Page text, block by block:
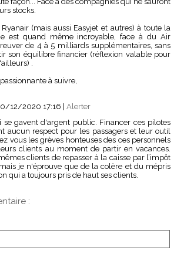
stocks.
(mais aussi Easyjet et autres) à toute la
est quand même incroyable, face à du Air
de 4 à 5 milliards supplémentaires, sans
son équilibre financier (réflexion valable pour
.
à suivre,
12/2020 17:16
Alerter
se gavent d'argent public. Financer ces pilotes
aucun respect pour les passagers et leur outil
vous les grèves honteuses des ces personnels
clients au moment de partir en vacances.
clients de repasser à la caisse par l’impôt
je n'éprouve que de la colère et du mépris
qui a toujours pris de haut ses clients.
: